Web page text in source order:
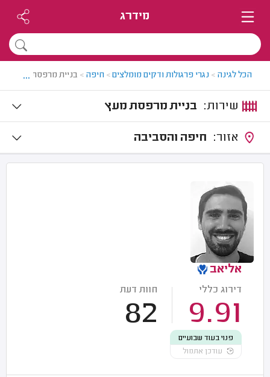
מידרג
הכל לגינה > נגרי פרגולות ודקים מומלצים> חיפה > בניית מרפסת מעץ
...
בניית מרפסת מעץ
חיפה והסביבה
אליאב
דירוג כללי
9.91
חוות דעת
82
פנוי בעוד שבועיים
עודכן אתמול